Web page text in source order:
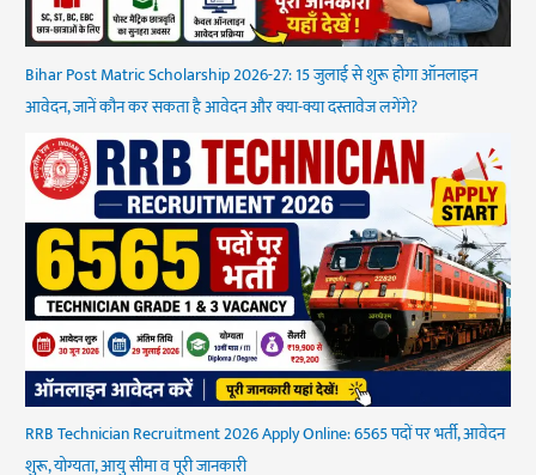
Bihar Post Matric Scholarship 2026-27: 15 जुलाई से शुरू होगा ऑनलाइन
आवेदन, जानें कौन कर सकता है आवेदन और क्या-क्या दस्तावेज लगेंगे?
RRB Technician Recruitment 2026 Apply Online: 6565 पदों पर भर्ती, आवेदन
शुरू, योग्यता, आयु सीमा व पूरी जानकारी